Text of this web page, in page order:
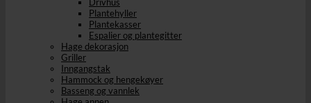
Plantehyller
Plantekasser
Espalier og plantegitter
Hage dekorasjon
Griller
Inngangstak
Hammock og hengekøyer
Basseng og vannlek